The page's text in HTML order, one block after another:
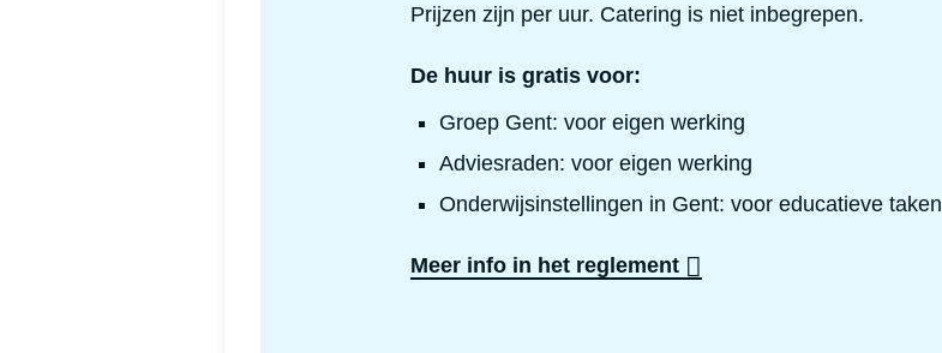
Prijzen zijn per uur. Catering is niet inbegrepen.
De huur is gratis voor:
Groep Gent: voor eigen werking
Adviesraden: voor eigen werking
Onderwijsinstellingen in Gent: voor educatieve taken
Meer info in het reglement